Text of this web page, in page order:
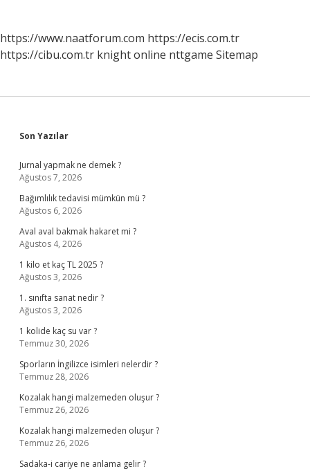
https://www.naatforum.com https://ecis.com.tr
https://cibu.com.tr knight online nttgame Sitemap
Sidebar
Son Yazılar
Jurnal yapmak ne demek ?
Ağustos 7, 2026
Bağımlılık tedavisi mümkün mü ?
Ağustos 6, 2026
Aval aval bakmak hakaret mi ?
Ağustos 4, 2026
1 kilo et kaç TL 2025 ?
Ağustos 3, 2026
1. sınıfta sanat nedir ?
Ağustos 3, 2026
1 kolide kaç su var ?
Temmuz 30, 2026
Sporların İngilizce isimleri nelerdir ?
Temmuz 28, 2026
Kozalak hangi malzemeden oluşur ?
Temmuz 26, 2026
Kozalak hangi malzemeden oluşur ?
Temmuz 26, 2026
Sadaka-i cariye ne anlama gelir ?